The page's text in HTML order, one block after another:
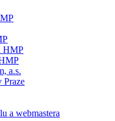
HMP
a.s.
Praze
a webmastera